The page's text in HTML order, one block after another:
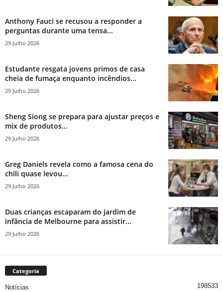
Anthony Fauci se recusou a responder a
perguntas durante uma tensa...
29 Julho 2026
Estudante resgata jovens primos de casa
cheia de fumaça enquanto incêndios...
29 Julho 2026
Sheng Siong se prepara para ajustar preços e
mix de produtos...
29 Julho 2026
Greg Daniels revela como a famosa cena do
chili quase levou...
29 Julho 2026
Duas crianças escaparam do jardim de
infância de Melbourne para assistir...
29 Julho 2026
Categoria
Notícias 198533